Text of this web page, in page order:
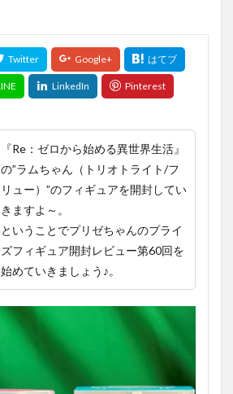
『Re：ゼロから始める異世界生活』
の”ラムちゃん（トリオトライト/フ
リュー）”のフィギュアを開封してい
きますよ～。
ということでプリゼちゃんのプライ
ズフィギュア開封レビュー第60回を
始めていきましょう♪。